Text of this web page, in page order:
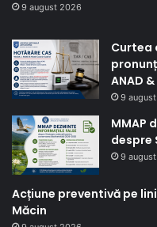
9 august 2026
Curtea
ANAD
9
MMAP
despre
9
Acțiune preventivă pe
Măcin